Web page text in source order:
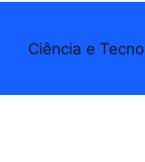
Ciência e